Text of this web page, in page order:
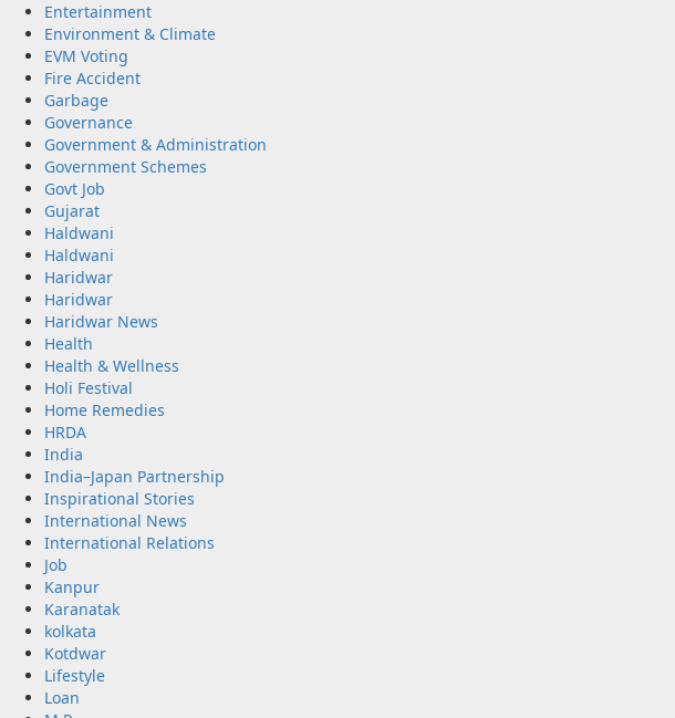
Entertainment
Environment & Climate
EVM Voting
Fire Accident
Garbage
Governance
Government & Administration
Government Schemes
Govt Job
Gujarat
Haldwani
Haldwani
Haridwar
Haridwar
Haridwar News
Health
Health & Wellness
Holi Festival
Home Remedies
HRDA
India
India–Japan Partnership
Inspirational Stories
International News
International Relations
Job
Kanpur
Karanatak
kolkata
Kotdwar
Lifestyle
Loan